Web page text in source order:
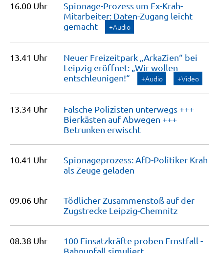
16.00 Uhr
Spionage-Prozess um Ex-Krah-
Mitarbeiter: Daten-Zugang leicht
gemacht
+Audio
13.41 Uhr
Neuer Freizeitpark „ArkaZien“ bei
Leipzig eröffnet: „Wir wollen
entschleunigen!“
+Audio +Video
13.34 Uhr
Falsche Polizisten unterwegs +++
Bierkästen auf Abwegen +++
Betrunken erwischt
10.41 Uhr
Spionageprozess: AfD-Politiker Krah
als Zeuge geladen
09.06 Uhr
Tödlicher Zusammenstoß auf der
Zugstrecke Leipzig-Chemnitz
08.38 Uhr
100 Einsatzkräfte proben Ernstfall -
Bahnunfall simuliert